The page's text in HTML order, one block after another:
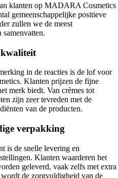
klanten op MADARA Cosmetics
gemeenschappelijke positieve
zullen we de meest
in de reacties is de lof voor
Klanten prijzen de fijne
merk biedt. Van crèmes tot
zijn zeer tevreden met de
van de producten.
verpakking
is de snelle levering en
Klanten waarderen het
geleverd, vaak zelfs met extra
wordt de zorgvuldigheid van de